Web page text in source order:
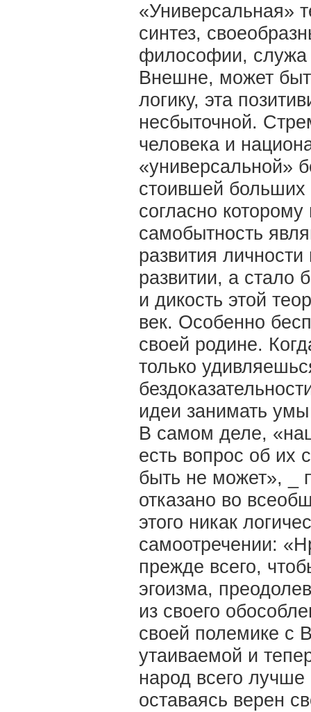
«Универсальная»
синтез,
философии, служа
Внешне, может
логику, эта
несбыточной.
человека и
«универсальной»
стоившей больших
согласно
самобытность
развития
развитии, а стало
и дикость этой
век. Особенно
своей родине.
только
идеи занимать
В самом деле,
есть вопрос об их
быть не может», _
отказано во
этого никак
самоотречении:
прежде всего,
эгоизма,
из своего
своей полемике с
утаиваемой и
народ всего
оставаясь верен